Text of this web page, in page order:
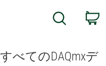
Search
べてのDAQmxデ